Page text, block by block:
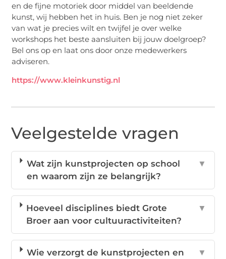
en de fijne motoriek door middel van beeldende
kunst, wij hebben het in huis. Ben je nog niet zeker
van wat je precies wilt en twijfel je over welke
workshops het beste aansluiten bij jouw doelgroep?
Bel ons op en laat ons door onze medewerkers
adviseren.
https://www.kleinkunstig.nl
Veelgestelde vragen
Wat zijn kunstprojecten op school
en waarom zijn ze belangrijk?
▼
Hoeveel disciplines biedt Grote
Broer aan voor cultuuractiviteiten?
▼
Wie verzorgt de kunstprojecten en
▼